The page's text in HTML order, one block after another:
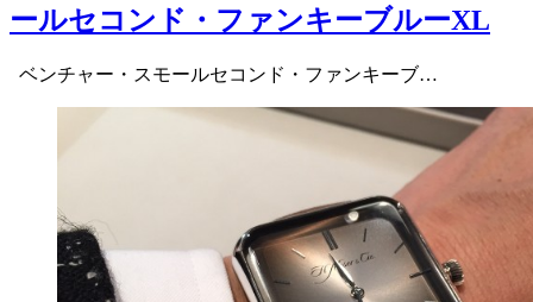
ールセコンド・ファンキーブルーXL
ベンチャー・スモールセコンド・ファンキーブ…